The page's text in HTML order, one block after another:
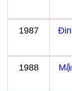
1987
1988